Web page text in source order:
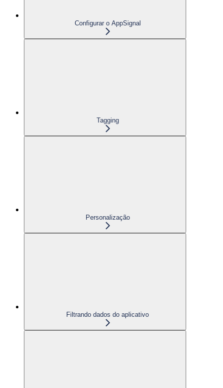
Configurar o AppSignal
Tagging
Personalização
Filtrando dados do aplicativo